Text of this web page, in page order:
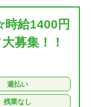
給1400円
募集！！
週払い
残業なし